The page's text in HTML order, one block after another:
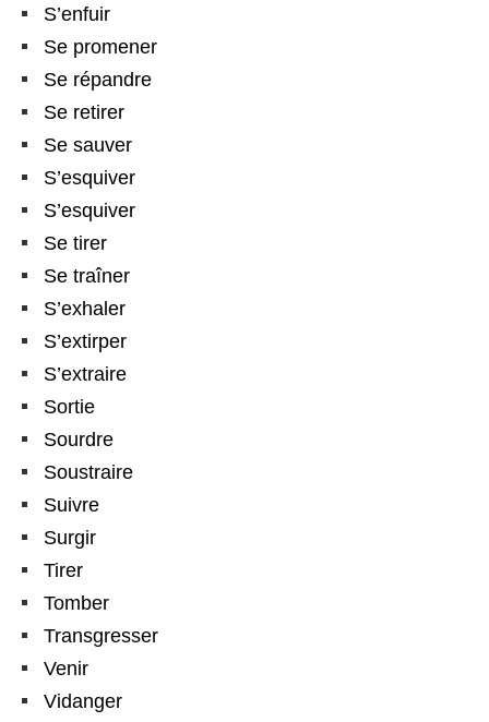
S’enfuir
Se promener
Se répandre
Se retirer
Se sauver
S’esquiver
S’esquiver
Se tirer
Se traîner
S’exhaler
S’extirper
S’extraire
Sortie
Sourdre
Soustraire
Suivre
Surgir
Tirer
Tomber
Transgresser
Venir
Vidanger